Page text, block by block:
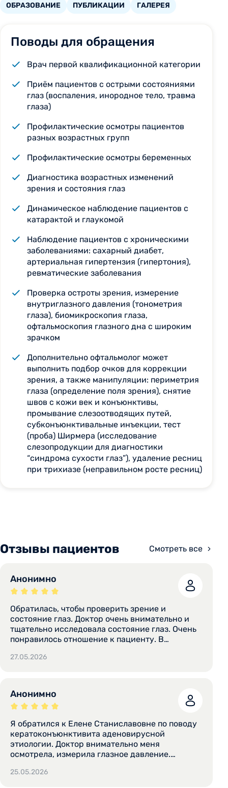
ОБРАЗОВАНИЕ
ПУБЛИКАЦИИ ГАЛЕРЕЯ
Поводы для обращения
Врач первой квалификационной категории
Приём пациентов с острыми состояниями
глаз (воспаления, инородное тело, травма
глаза)
Профилактические осмотры пациентов
разных возрастных групп
Профилактические осмотры беременных
Диагностика возрастных изменений
зрения и состояния глаз
Динамическое наблюдение пациентов с
катарактой и глаукомой
Наблюдение пациентов с хроническими
заболеваниями: сахарный диабет,
артериальная гипертензия (гипертония),
ревматические заболевания
Проверка остроты зрения, измерение
внутриглазного давления (тонометрия
глаза), биомикроскопия глаза,
офтальмоскопия глазного дна с широким
зрачком
Дополнительно офтальмолог может
выполнить подбор очков для коррекции
зрения, а также манипуляции: периметрия
глаза (определение поля зрения), снятие
швов с кожи век и конъюнктивы,
промывание слезоотводящих путей,
субконъюнктивальные инъекции, тест
(проба) Ширмера (исследование
слезопродукции для диагностики
“синдрома сухости глаз”), удаление ресниц
при трихиазе (неправильном росте ресниц)
Отзывы пациентов Смотреть все
Анонимно
Обратилась, чтобы проверить зрение и
состояние глаз. Доктор очень внимательно и
тщательно исследовала состояние глаз. Очень
понравилось отношение к пациенту. В
Станиславовне. Доброжелательность,
27.05.2026
Анонимно
Я обратился к Елене Станиславовне по поводу
кератоконъюнктивита аденовирусной
этиологии. Доктор внимательно меня
осмотрела, измерила глазное давление.
хронических заболеваниях. Мне было
25.05.2026